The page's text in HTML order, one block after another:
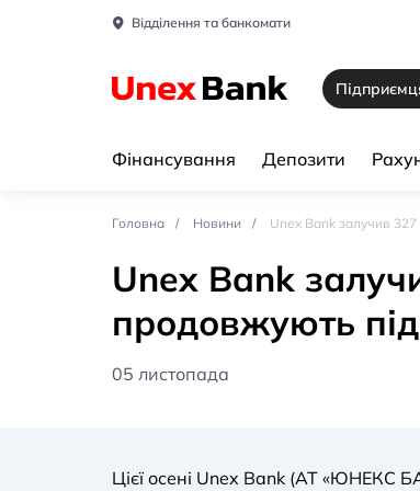
Відділення та банкомати
Фінансування Депозити
Головна Новини Unex Bank залучив 327
Unex Bank
продовжують
05 листопада
Цієї осені Unex Bank (АТ «ЮНЕКС